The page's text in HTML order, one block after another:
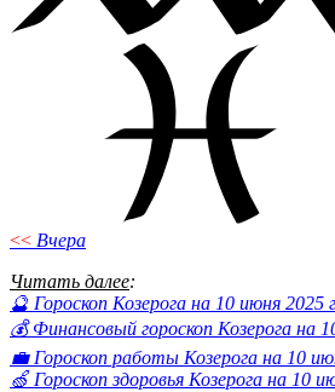
<< Вчера
Читать далее:
🔮 Гороскоп Козерога на 10 июня 2025
💰 Финансовый гороскоп Козерога на
💼 Гороскоп работы Козерога на 10
🍏 Гороскоп здоровья Козерога на 10